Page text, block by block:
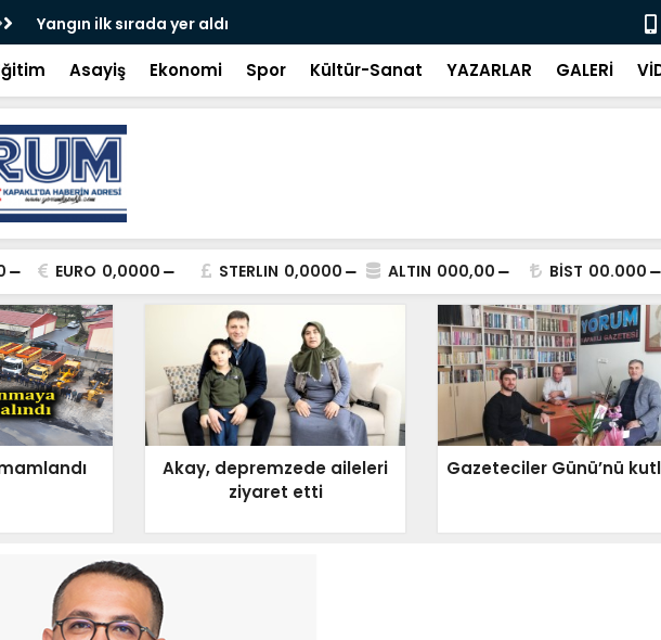
Yangın ilk sırada yer aldı Kent
Asayiş Ekonomi Spor Kültür-Sanat YAZARLAR GALERİ
EURO 0,0000 STERLIN 0,0000 ALTIN 000,00 BİST 00.000
Akay, depremzede aileleri
ziyaret etti
Gazeteciler Günü’nü